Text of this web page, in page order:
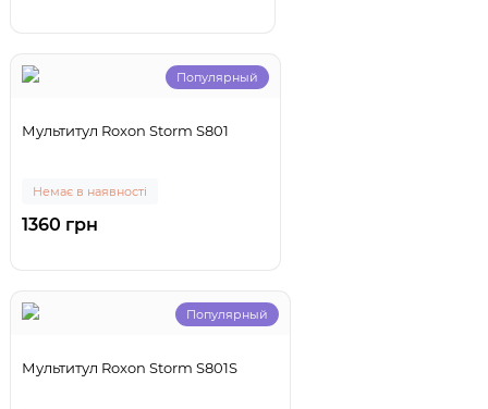
Популярный
Мультитул Roxon Storm S801
Немає в наявності
1360 грн
Популярный
Мультитул Roxon Storm S801S